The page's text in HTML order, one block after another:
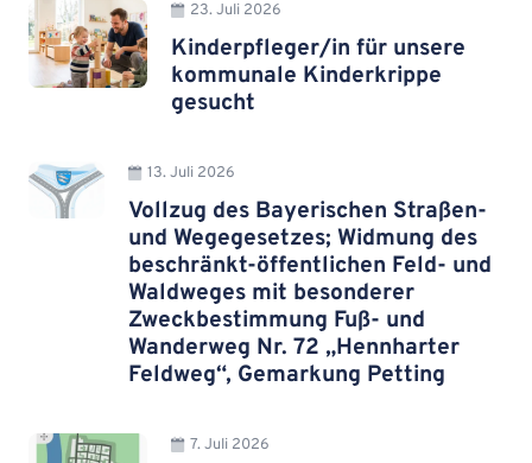
23. Juli 2026
Kinderpfleger/in für unsere
kommunale Kinderkrippe
gesucht
13. Juli 2026
Vollzug des Bayerischen Straßen-
und Wegegesetzes; Widmung des
beschränkt-öffentlichen Feld- und
Waldweges mit besonderer
Zweckbestimmung Fuß- und
Wanderweg Nr. 72 „Hennharter
Feldweg“, Gemarkung Petting
7. Juli 2026